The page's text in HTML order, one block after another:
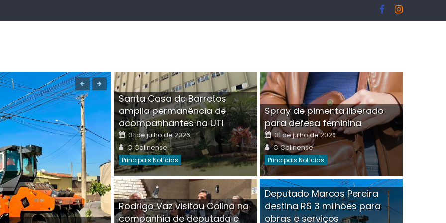
Boutique na Av. Ângelo Martins Tristão é
invadida por criminoso mascarado
Posted
30 de julho de 2026 Author
O Colinense Comment(0)
Santa Casa de Barretos
amplia permanência de
acompanhantes na UTI
Posted
on
31 de julho de 2026
Author
O Colinense
Principais Notícias
Spray de pimenta liberado
para defesa feminina
Posted
on
31 de julho de 2026
Author
O Colinense
Principais Notícias
Rodrigo Vaz visitou Colina na
companhia de deputada e
Deputado Marcos Pereira
destina R$ 3 milhões para
obras e serviços